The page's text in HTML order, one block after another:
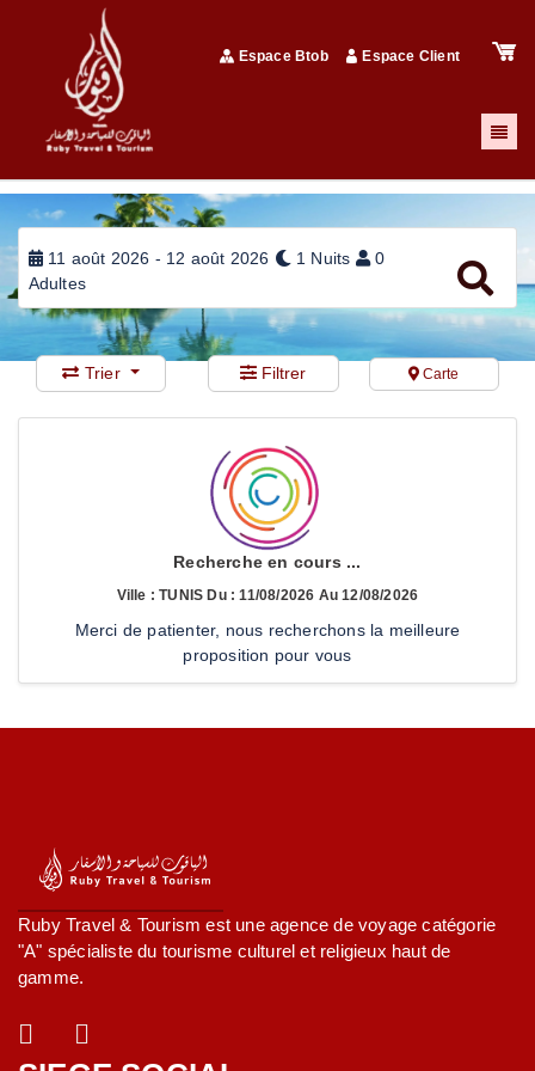
Espace Btob Espace Client
11 août 2026 - 12 août 2026 1 Nuits
0
Adultes
Trier Filtrer Carte
Recherche en cours ...
Ville : TUNIS Du : 11/08/2026 Au 12/08/2026
Merci de patienter, nous recherchons la meilleure
proposition pour vous
Ruby Travel & Tourism est une agence de voyage catégorie
"A" spécialiste du tourisme culturel et religieux haut de
gamme.